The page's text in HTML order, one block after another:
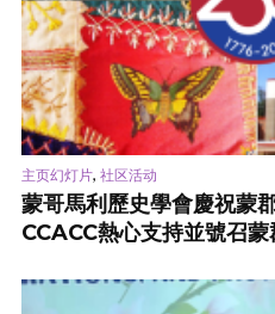
主页幻灯片, 社区活动
蒙哥馬利歷史學會慶祝蒙
CCACC熱心支持並號召